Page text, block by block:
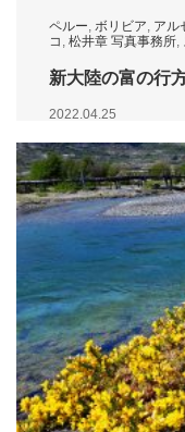
ペルー ボリビア アル
コ 松井章 写真事務所
新大陸の富の行
2022.04.25